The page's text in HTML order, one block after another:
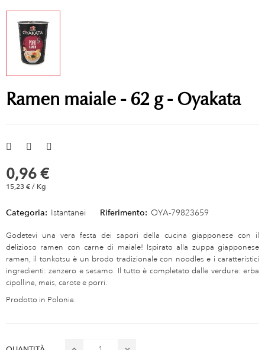
Ramen maiale - 62 g - Oyakata
0,96 €
15,23 € / Kg
Categoria: Istantanei Riferimento: OYA-79823659
Godetevi una vera festa dei sapori della cucina giapponese con il
delizioso ramen con carne di maiale! Ispirato alla zuppa giapponese
ramen, il tonkotsu è un brodo tradizionale con noodles e i caratteristici
ingredienti: zenzero e sesamo. Il tutto è completato dalle verdure: erba
cipollina, mais, carote e porri.
Prodotto in Polonia.